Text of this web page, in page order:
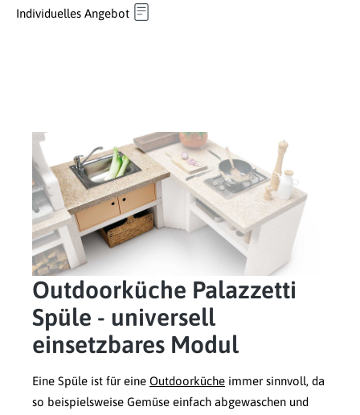
Individuelles Angebot
Outdoorküche Palazzetti
Spüle - universell
einsetzbares Modul
Eine Spüle ist für eine Outdoorküche immer sinnvoll, da
so beispielsweise Gemüse einfach abgewaschen und